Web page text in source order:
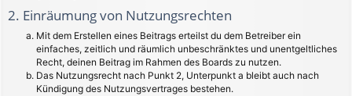
2. Einräumung von Nutzungsrechten
Mit dem Erstellen eines Beitrags erteilst du dem Betreiber ein
einfaches, zeitlich und räumlich unbeschränktes und unentgeltliches
Recht, deinen Beitrag im Rahmen des Boards zu nutzen.
Das Nutzungsrecht nach Punkt 2, Unterpunkt a bleibt auch nach
Kündigung des Nutzungsvertrages bestehen.